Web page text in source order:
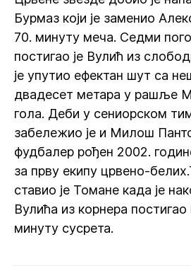
Бурмаз који је заменио
70. минуту меча. Седми
постигао је Вулић из
је упутио ефектан шут са
двадесет метара у рашље
гола. Деби у сениорском
забележио је и Милош
фудбалер рођен 2002.
за прву екипу црвено-
ставио је Томане када је
Вулића из корнера
минуту сусрета.